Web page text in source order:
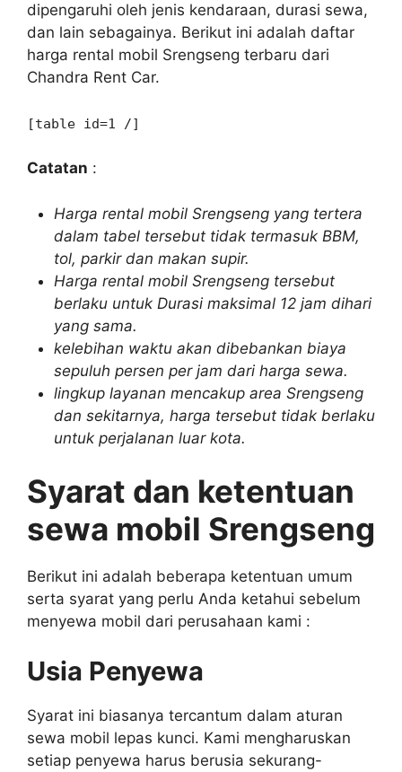
dipengaruhi oleh jenis kendaraan, durasi sewa,
dan lain sebagainya. Berikut ini adalah daftar
harga rental mobil Srengseng terbaru dari
Chandra Rent Car.
[table id=1 /]
Catatan :
Harga rental mobil Srengseng yang tertera
dalam tabel tersebut tidak termasuk BBM,
tol, parkir dan makan supir.
Harga rental mobil Srengseng tersebut
berlaku untuk Durasi maksimal 12 jam dihari
yang sama.
kelebihan waktu akan dibebankan biaya
sepuluh persen per jam dari harga sewa.
lingkup layanan mencakup area Srengseng
dan sekitarnya, harga tersebut tidak berlaku
untuk perjalanan luar kota.
Syarat dan ketentuan
sewa mobil Srengseng
Berikut ini adalah beberapa ketentuan umum
serta syarat yang perlu Anda ketahui sebelum
menyewa mobil dari perusahaan kami :
Usia Penyewa
Syarat ini biasanya tercantum dalam aturan
sewa mobil lepas kunci. Kami mengharuskan
setiap penyewa harus berusia sekurang-